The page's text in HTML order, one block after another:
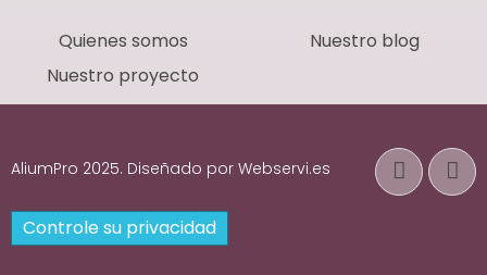
Quienes somos
Nuestro proyecto
Nuestro blog
AliumPro 2025. Diseñado por Webservi.es
Controle su privacidad